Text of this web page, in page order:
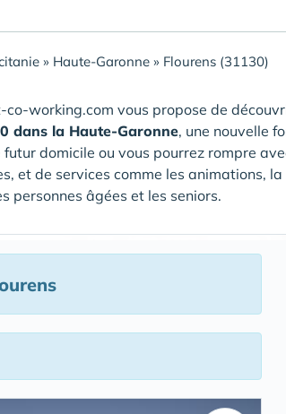
» Haute-Garonne » Flourens (31130)
working.com vous propose de
dans la Haute-Garonne, une nouvelle
domicile ou vous pourrez rompre
et de services comme les animations,
personnes âgées et les seniors.